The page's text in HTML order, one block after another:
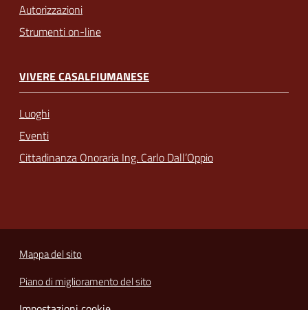
Autorizzazioni
Strumenti on-line
VIVERE CASALFIUMANESE
Luoghi
Eventi
Cittadinanza Onoraria Ing. Carlo Dall’Oppio
Mappa del sito
Piano di miglioramento del sito